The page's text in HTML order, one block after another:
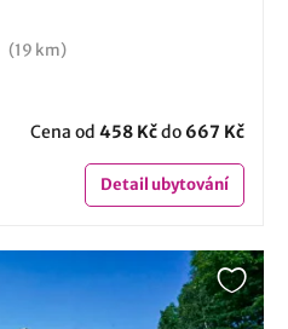
(19 km)
Cena od 458 Kčdo 667 Kč
Detailubytování